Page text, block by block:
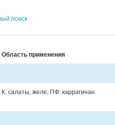
поиск
Область применения
К: салаты, желе; ПФ: каррагинан